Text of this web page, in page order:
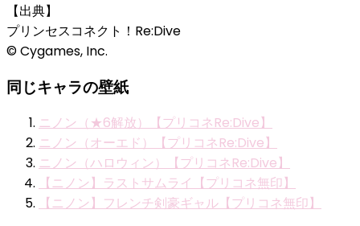
【出典】
プリンセスコネクト！Re:Dive
© Cygames, Inc.
同じキャラの壁紙
ニノン（★6解放）【プリコネRe:Dive】
ニノン（オーエド）【プリコネRe:Dive】
ニノン（ハロウィン）【プリコネRe:Dive】
【ニノン】ラストサムライ【プリコネ無印】
【ニノン】フレンチ剣豪ギャル【プリコネ無印】